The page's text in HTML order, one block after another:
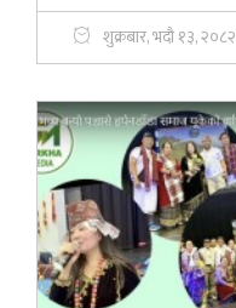
शुक्रबार, भदौ १३, २०८२